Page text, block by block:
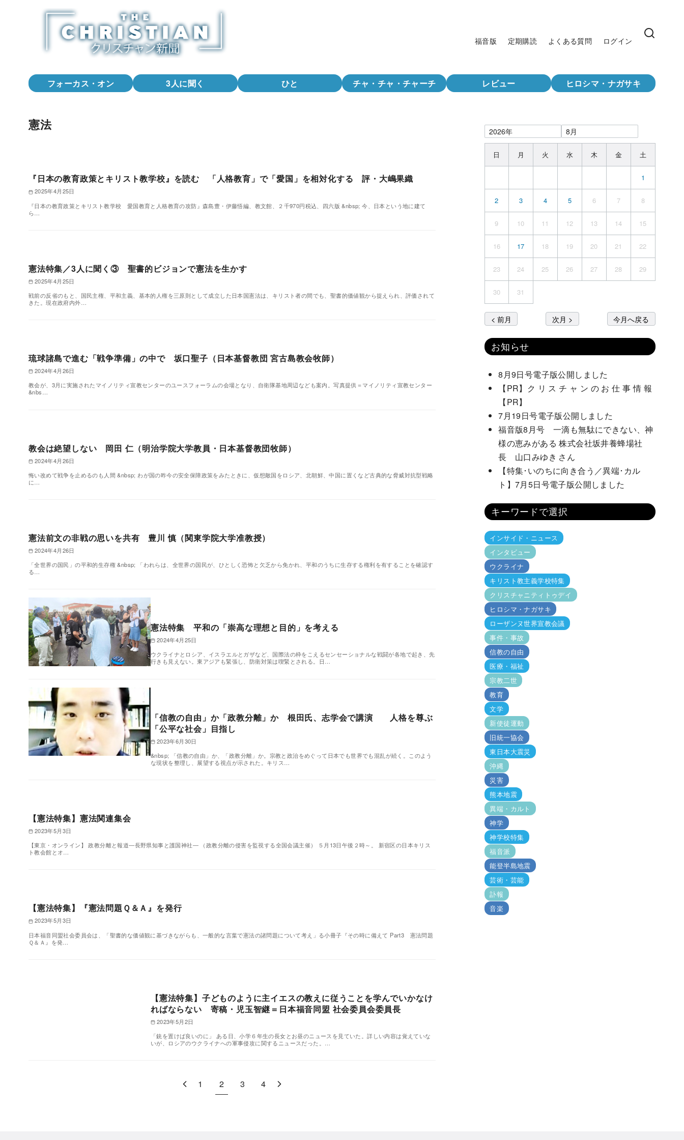
福音版 定期購読 よくある質問 ログイン
フォーカス・オン 3人に聞く ひと チャ・チャ・チャーチ レビュー ヒロシマ・ナガサキ
憲法
『日本の教育政策とキリスト教学校』を読む 「人格教育」で「愛国」を相対化する 評・大嶋果織
2025年4月25日
『日本の教育政策とキリスト教学校 愛国教育と人格教育の攻防』森島豊・伊藤悟編、教文館、２千970円税込、四六版 &nbsp; 今、日本という地に建て
ら…
憲法特集／3人に聞く③ 聖書的ビジョンで憲法を生かす
2025年4月25日
戦前の反省のもと、国民主権、平和主義、基本的人権を三原則として成立した日本国憲法は、キリスト者の間でも、聖書的価値観から捉えられ、評価されて
きた。現在政府内外…
琉球諸島で進む「戦争準備」の中で 坂口聖子（日本基督教団 宮古島教会牧師）
2024年4月26日
教会が、3月に実施されたマイノリティ宣教センターのユースフォーラムの会場となり、自衛隊基地周辺なども案内。写真提供＝マイノリティ宣教センター
&nbs…
教会は絶望しない 岡田 仁（明治学院大学教員・日本基督教団牧師）
2024年4月26日
悔い改めて戦争を止めるのも人間 &nbsp; わが国の昨今の安全保障政策をみたときに、仮想敵国をロシア、北朝鮮、中国に置くなど古典的な脅威対抗型戦略
に…
憲法前文の非戦の思いを共有 豊川 慎（関東学院大学准教授）
2024年4月26日
「全世界の国民」の平和的生存権 &nbsp; 「われらは、全世界の国民が、ひとしく恐怖と欠乏から免かれ、平和のうちに生存する権利を有することを確認す
る…
憲法特集 平和の「崇高な理想と目的」を考える
2024年4月25日
ウクライナとロシア、イスラエルとガザなど、国際法の枠をこえるセンセーショナルな戦闘が各地で起き、先
行きも見えない。東アジアも緊張し、防衛対策は喫緊とされる。日…
「信教の自由」か「政教分離」か 根田氏、志学会で講演 人格を尊ぶ
「公平な社会」目指し
2023年6月30日
&nbsp; 「信教の自由」か、「政教分離」か。宗教と政治をめぐって日本でも世界でも混乱が続く。このよう
な現状を整理し、展望する視点が示された。キリス…
【憲法特集】憲法関連集会
2023年5月3日
【東京・オンライン】 政教分離と報道―長野県知事と護国神社― （政教分離の侵害を監視する全国会議主催） ５月13日午後２時～。 新宿区の日本キリス
ト教会館とオ…
【憲法特集】『憲法問題Ｑ＆Ａ』を発行
2023年5月3日
日本福音同盟社会委員会は、「聖書的な価値観に基づきながらも、一般的な言葉で憲法の諸問題について考え」る小冊子『その時に備えて Part3 憲法問題
Ｑ＆Ａ』を発…
【憲法特集】子どものように主イエスの教えに従うことを学んでいかなけ
ればならない 寄稿・児玉智継＝日本福音同盟 社会委員会委員長
2023年5月2日
「銃を置けば良いのに」 ある日、小学６年生の長女とお昼のニュースを見ていた。詳しい内容は覚えていな
いが、ロシアのウクライナへの軍事侵攻に関するニュースだった。…
1 2 3 4
日 月 火 水 木 金 土
1
2 3 4 5 6 7 8
9 10 11 12 13 14 15
16 17 18 19 20 21 22
23 24 25 26 27 28 29
30 31
< 前月 次月 > 今月へ戻る
お知らせ
8月9日号電子版公開しました
【PR】ク リ ス チ ャ ン の お 仕 事 情 報
【PR】
7月19日号電子版公開しました
福音版8月号 一滴も無駄にできない、神
様の恵みがある 株式会社坂井養蜂場社
長 山口みゆき さん
【特集･いのちに向き合う／異端･カル
ト】7月5日号電子版公開しました
キーワードで選択
インサイド・ニュース
インタビュー
ウクライナ
キリスト教主義学校特集
クリスチャニティトゥデイ
ヒロシマ・ナガサキ
ローザンヌ世界宣教会議
事件・事故
信教の自由
医療・福祉
宗教二世
教育
文学
新使徒運動
旧統一協会
東日本大震災
沖縄
災害
熊本地震
異端・カルト
神学
神学校特集
福音派
能登半島地震
芸術・芸能
訃報
音楽